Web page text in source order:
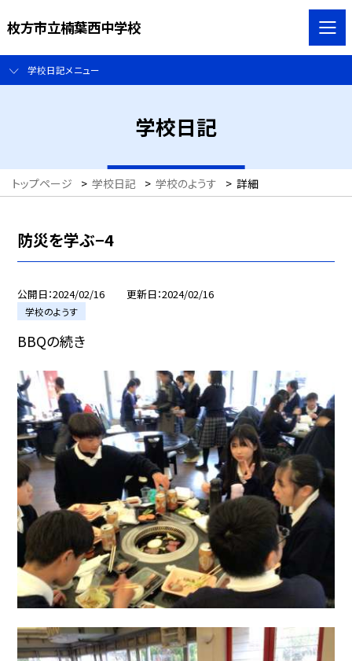
枚方市立楠葉西中学校
学校日記メニュー
学校日記
トップページ > 学校日記 > 学校のようす > 詳細
防災を学ぶ−4
公開日 2024/02/16 更新日 2024/02/16
学校のようす
BBQの続き